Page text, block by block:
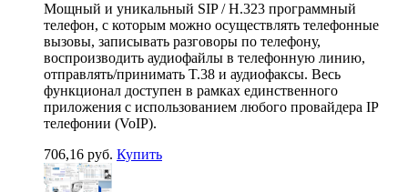
Мощный и уникальный SIP / H.323 программный
телефон, с которым можно осуществлять телефонные
вызовы, записывать разговоры по телефону,
воспроизводить аудиофайлы в телефонную линию,
отправлять/принимать T.38 и аудиофаксы. Весь
функционал доступен в рамках единственного
приложения с использованием любого провайдера IP
телефонии (VoIP).
706,16 руб. Купить